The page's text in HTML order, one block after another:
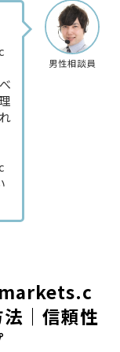
男性相談員
｜信頼性